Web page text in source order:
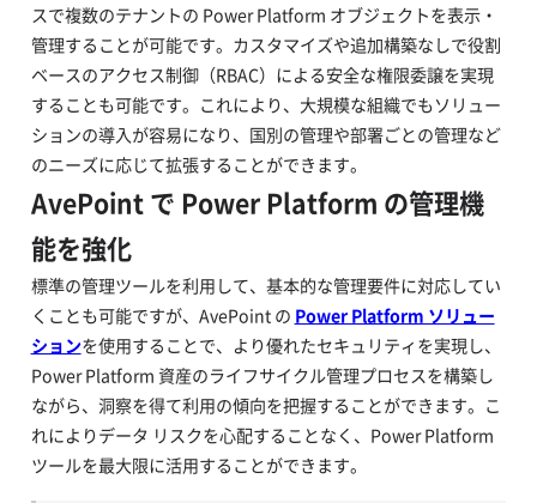
スで複数のテナントの Power Platform オブジェクトを表示・
管理することが可能です。カスタマイズや追加構築なしで役割
ベースのアクセス制御（RBAC）による安全な権限委譲を実現
することも可能です。これにより、大規模な組織でもソリュー
ションの導入が容易になり、国別の管理や部署ごとの管理など
のニーズに応じて拡張することができます。
AvePoint で Power Platform の管理機
能を強化
標準の管理ツールを利用して、基本的な管理要件に対応してい
くことも可能ですが、AvePoint の Power Platform ソリュー
ションを使用することで、より優れたセキュリティを実現し、
Power Platform 資産のライフサイクル管理プロセスを構築し
ながら、洞察を得て利用の傾向を把握することができます。こ
れによりデータ リスクを心配することなく、Power Platform
ツールを最大限に活用することができます。